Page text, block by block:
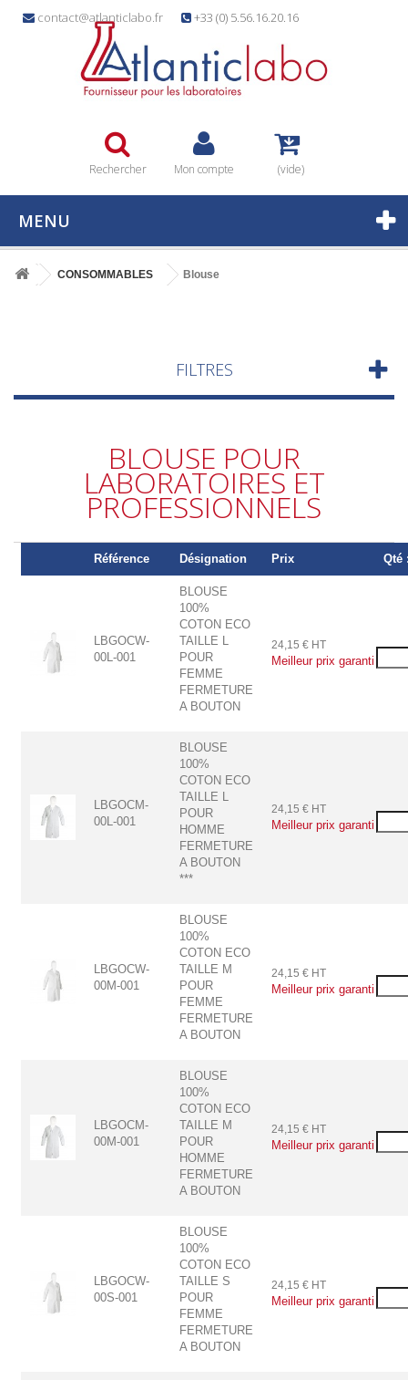
contact@atlanticlabo.fr +33 (0) 5.56.16.20.16
Rechercher Mon compte (vide)
MENU
CONSOMMABLES Blouse
FILTRES
BLOUSE POUR
LABORATOIRES ET
PROFESSIONNELS
Référence Désignation Prix Qté
LBGOCW-
00L-001
BLOUSE
100%
COTON ECO
TAILLE L
POUR
FEMME
FERMETURE
A BOUTON
24,15 € HT
LBGOCM-
00L-001
BLOUSE
100%
COTON ECO
TAILLE L
POUR
HOMME
FERMETURE
A BOUTON
***
24,15 € HT
LBGOCW-
00M-001
BLOUSE
100%
COTON ECO
TAILLE M
POUR
FEMME
FERMETURE
A BOUTON
24,15 € HT
LBGOCM-
00M-001
BLOUSE
100%
COTON ECO
TAILLE M
POUR
HOMME
FERMETURE
A BOUTON
24,15 € HT
LBGOCW-
00S-001
BLOUSE
100%
COTON ECO
TAILLE S
POUR
FEMME
FERMETURE
A BOUTON
24,15 € HT